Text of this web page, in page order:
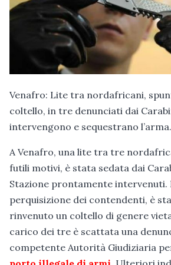
Venafro: Lite tra nordafricani,
coltello, in tre denunciati dai
intervengono e sequestrano l’arma.
A Venafro, una lite tra tre
futili motivi, è stata sedata dai
Stazione prontamente intervenuti.
perquisizione dei contendenti, è
rinvenuto un coltello di genere
carico dei tre è scattata una
competente Autorità Giudiziaria